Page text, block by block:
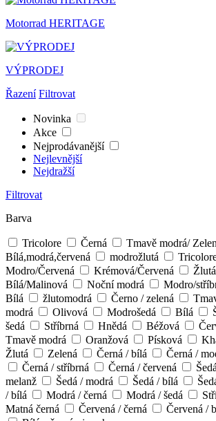
Motorrad HERITAGE
VÝPRODEJ
Řazení Filtrovat
Novinka
Akce
Nejprodávanější
Nejlevnější
Nejdražší
Filtrovat
Barva
Tricolore Černá
Tmavě modrá/
Bílá,modrá,červená
modrožlutá
Modro/Červená
Krémová/Červená
Bílá/Malinová
Noční modrá Modro/
Bílá
žlutomodrá Černo / zelená
modrá
Olivová Modrošedá Bílá
šedá
Stříbrná Hnědá Béžová
Tmavě modrá
Oranžová Písková
Žlutá
Zelená Černá / bílá Černá /
Černá / stříbrná
Černá / červená
melanž
Šedá / modrá Šedá / bílá
/ bílá
Modrá / černá Modrá / šedá
Matná černá
Červená / černá Červená /